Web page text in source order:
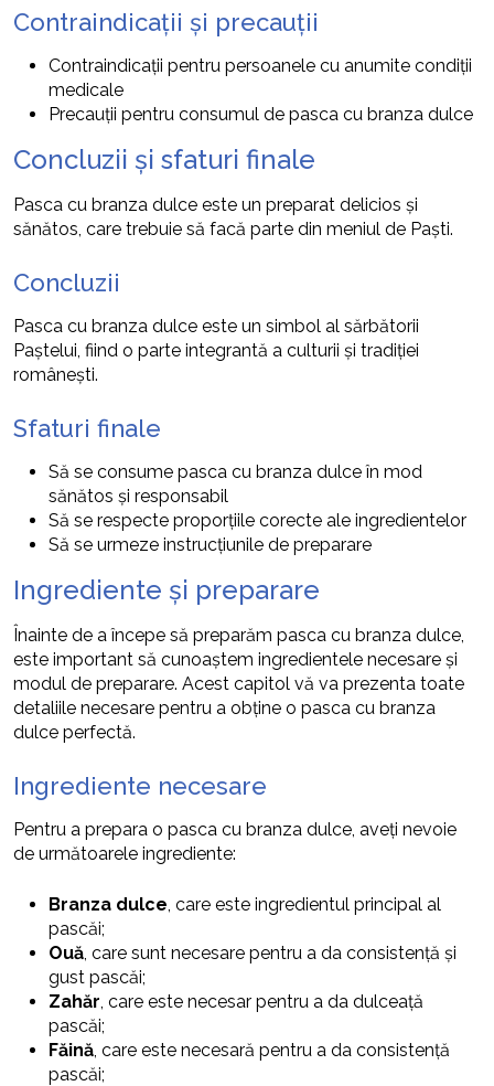
Contraindicații și precauții
Contraindicații pentru persoanele cu anumite condiții
medicale
Precauții pentru consumul de pasca cu branza dulce
Concluzii și sfaturi finale
Pasca cu branza dulce este un preparat delicios și
sănătos, care trebuie să facă parte din meniul de Paști.
Concluzii
Pasca cu branza dulce este un simbol al sărbătorii
Paștelui, fiind o parte integrantă a culturii și tradiției
românești.
Sfaturi finale
Să se consume pasca cu branza dulce în mod
sănătos și responsabil
Să se respecte proporțiile corecte ale ingredientelor
Să se urmeze instrucțiunile de preparare
Ingrediente și preparare
Înainte de a începe să preparăm pasca cu branza dulce,
este important să cunoaștem ingredientele necesare și
modul de preparare. Acest capitol vă va prezenta toate
detaliile necesare pentru a obține o pasca cu branza
dulce perfectă.
Ingrediente necesare
Pentru a prepara o pasca cu branza dulce, aveți nevoie
de următoarele ingrediente:
Branza dulce , care este ingredientul principal al
pascăi;
Ouă , care sunt necesare pentru a da consistență și
gust pascăi;
Zahăr , care este necesar pentru a da dulceață
pascăi;
Făină , care este necesară pentru a da consistență
pascăi;